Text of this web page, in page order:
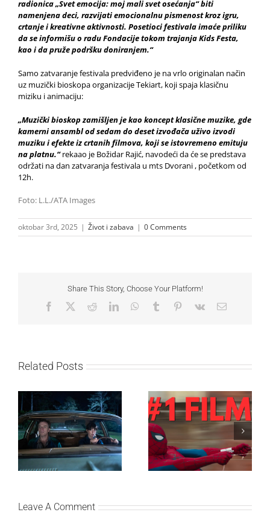
radionica „Svet emocija: moj mali svet osećanja“ biti
namenjena deci, razvijati emocionalnu pismenost kroz igru,
crtanje i kreativne aktivnosti. Posetioci festivala imaće priliku
da se informišu o radu Fondacije tokom trajanja Kids Festa,
kao i da pruže podršku doniranjem.“
Samo zatvaranje festivala predviđeno je na vrlo originalan način
uz muzički bioskopa organizacije Tekiart, koji spaja klasičnu
miziku i animaciju:
„Muzički bioskop zamišljen je kao koncept klasične muzike, gde
kamerni ansambl od sedam do deset izvođača uživo izvodi
muziku i efekte iz crtanih filmova, koji se istovremeno emituju
na platnu.“rekaao je Božidar Rajić, navodeći da će se predstava
održati na dan zatvaranja festivala u mts Dvorani , početkom od
12h.
Foto: L.L./ATA Images
oktobar 3rd, 2025 | Život i zabava | 0 Comments
Share This Story, Choose Your Platform!
Facebook RedditLinkedInWhatsApp
Tumblr Pinterest
Vk Email
Related Posts
SF NIGHT: POSLEDNJI
DANI ULICE
HRASTOVA u Concept
Cinema i CineStar
bioskopima 12. avgusta
Najuspešnije otvaranje
studijskog filma u Srbiji:
Spajdermen: Novi dan
oborio rekord već prvog
vikenda
Leave A Comment